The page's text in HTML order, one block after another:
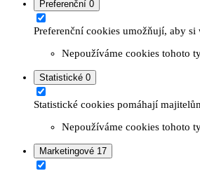
Preferenční 0
Preferenční cookies umožňují, aby
Nepoužíváme cookies tohoto
Statistické 0
Statistické cookies pomáhají
Nepoužíváme cookies tohoto
Marketingové 17